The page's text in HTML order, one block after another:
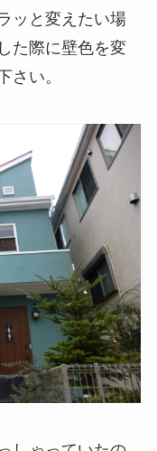
ッと変えたい場
た際に壁色を変
さい。